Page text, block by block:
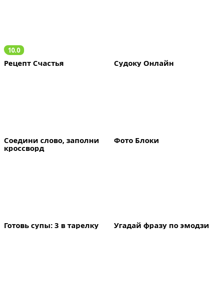
10.0
Рецепт Счастья Судоку Онлайн
Соедини слово, заполни
кроссворд
Фото Блоки
Готовь супы: 3 в тарелку Угадай фразу по эмодзи